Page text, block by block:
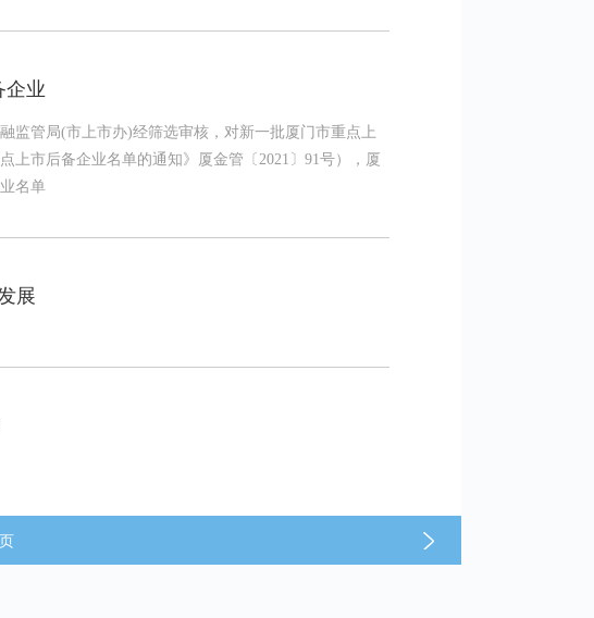
企业
监管局(市上市办)经筛选审核，对新一批厦门市重点上
市后备企业名单的通知》厦金管〔2021〕91号），厦
名单
展